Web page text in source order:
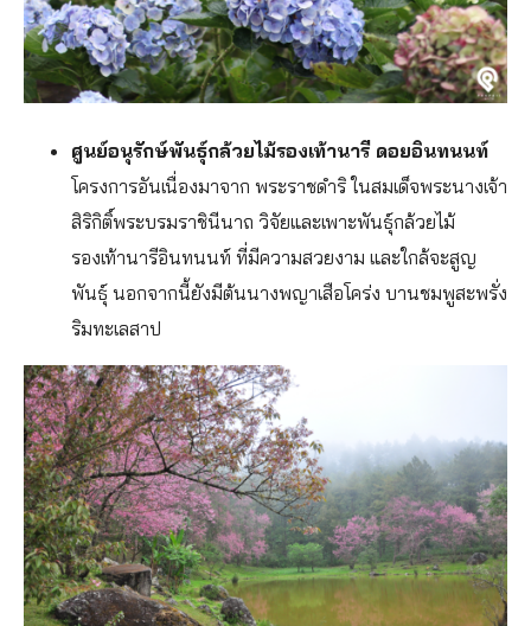
ศูนย์อนุรักษ์พันธุ์กล้วยไม้รองเท้านารี ดอยอินทนนท์
โครงการอันเนื่องมาจาก พระราชดำริ ในสมเด็จพระนางเจ้า
สิริกิติ์พระบรมราชินีนาถ วิจัยและเพาะพันธุ์กล้วยไม้
รองเท้านารีอินทนนท์ ที่มีความสวยงาม และใกล้จะสูญ
พันธุ์ นอกจากนี้ยังมีต้นนางพญาเสือโคร่ง บานชมพูสะพรั่ง
ริมทะเลสาป